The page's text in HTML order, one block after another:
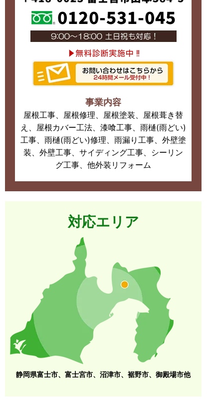
事業内容
屋根工事、屋根修理、屋根塗装、屋根葺き替
え、屋根カバー工法、漆喰工事、雨樋(雨どい)
工事、雨樋(雨どい)修理、雨漏り工事、外壁塗
装、外壁工事、サイディング工事、シーリン
グ工事、他外装リフォーム
対応エリア
静岡県富士市、富士宮市、沼津市、裾野市、御殿場市他